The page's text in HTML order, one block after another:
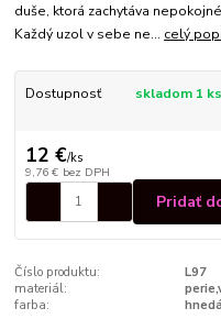
duše, ktorá zachytáva
Každý uzol v sebe ne... celý
Dostupnosť skladom 1 ks
12 €/ks
9,76 € bez DPH
Pridať
Číslo produktu:
L97
materiál:
farba:
hnedá